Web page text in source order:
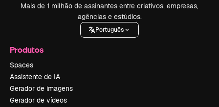
Mais de 1 milhão de assinantes entre criativos, empresas,
agências e estúdios.
Português
Produtos
Spaces
Assistente de IA
Gerador de imagens
Gerador de vídeos